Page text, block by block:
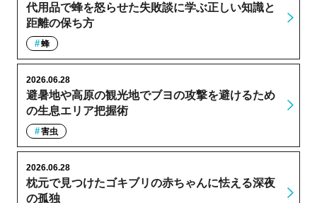
代用品で蜂を怒らせた失敗談に学ぶ正しい知識と
距離の保ち方
蜂
避暑地や高原の観光地でブヨの攻撃を避けるため
の生息エリア把握術
2026.06.28
害虫
枕元で見つけたゴキブリの赤ちゃんに怯える深夜
の孤独
2026.06.28